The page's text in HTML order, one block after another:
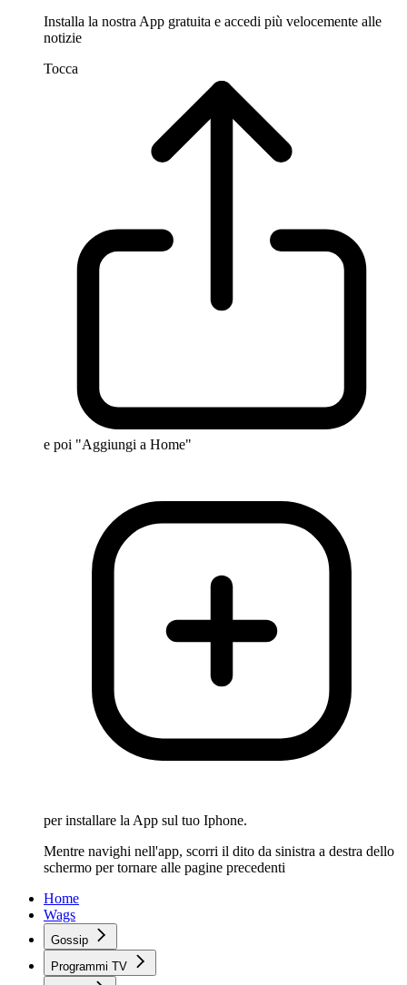
Installa la nostra App gratuita e accedi più velocemente alle
notizie
Tocca
e poi "Aggiungi a Home"
per installare la App sul tuo Iphone.
Mentre navighi nell'app, scorri il dito da sinistra a destra dello
schermo per tornare alle pagine precedenti
Home
Wags
Gossip
Programmi TV